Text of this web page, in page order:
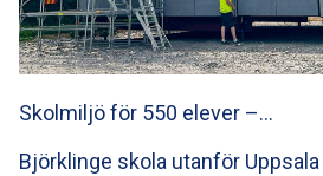
Skolmiljö för 550 elever –…
Björklinge skola utanför